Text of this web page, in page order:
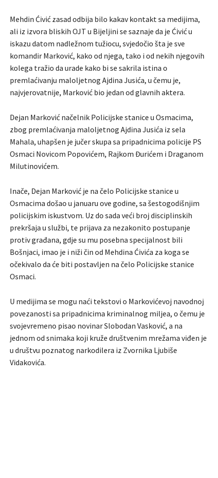
Mehdin Ćivić zasad odbija bilo kakav kontakt sa medijima,
ali iz izvora bliskih OJT u Bijeljini se saznaje da je Ćivić u
iskazu datom nadležnom tužiocu, svjedočio šta je sve
komandir Marković, kako od njega, tako i od nekih njegovih
kolega tražio da urade kako bi se sakrila istina o
premlaćivanju maloljetnog Ajdina Jusića, u čemu je,
najvjerovatnije, Marković bio jedan od glavnih aktera.
Dejan Marković načelnik Policijske stanice u Osmacima,
zbog premlaćivanja maloljetnog Ajdina Jusića iz sela
Mahala, uhapšen je jučer skupa sa pripadnicima policije PS
Osmaci Novicom Popovićem, Rajkom Đurićem i Draganom
Milutinovićem.
Inače, Dejan Marković je na čelo Policijske stanice u
Osmacima došao u januaru ove godine, sa šestogodišnjim
policijskim iskustvom. Uz do sada veći broj disciplinskih
prekršaja u službi, te prijava za nezakonito postupanje
protiv građana, gdje su mu posebna specijalnost bili
Bošnjaci, imao je i niži čin od Mehdina Ćivića za koga se
očekivalo da će biti postavljen na čelo Policijske stanice
Osmaci.
U medijima se mogu naći tekstovi o Markovićevoj navodnoj
povezanosti sa pripadnicima kriminalnog miljea, o čemu je
svojevremeno pisao novinar Slobodan Vasković, a na
jednom od snimaka koji kruže društvenim mrežama viđen je
u društvu poznatog narkodilera iz Zvornika Ljubiše
Vidakovića.